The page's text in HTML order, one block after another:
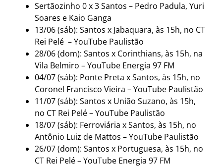
Sertãozinho 0 x 3 Santos – Pedro Padula, Yuri
Soares e Kaio Ganga
13/06 (sáb): Santos x Jabaquara, às 15h, no CT
Rei Pelé – YouTube Paulistão
28/06 (dom): Santos x Corinthians, às 15h, na
Vila Belmiro – YouTube Energia 97 FM
04/07 (sáb): Ponte Preta x Santos, às 15h, no
Coronel Francisco Vieira – YouTube Paulistão
11/07 (sáb): Santos x União Suzano, às 15h,
no CT Rei Pelé – YouTube Paulistão
18/07 (sáb): Ferroviária x Santos, às 15h, no
Antônio Luiz de Mattos – YouTube Paulistão
26/07 (dom): Santos x Portuguesa, às 15h, no
CT Rei Pelé – YouTube Energia 97 FM